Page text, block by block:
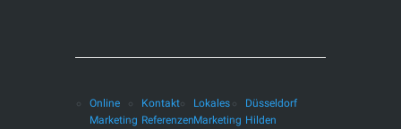
Online
Marketing
Kontakt
Referenzen
Lokales
Marketing
Düsseldorf
Hilden